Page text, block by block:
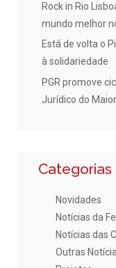
Rock in Rio
mundo melhor
Está de volta o
à solidariedade
PGR promove
Jurídico do
Categorias
Novidades
Notícias da
Notícias das
Outras